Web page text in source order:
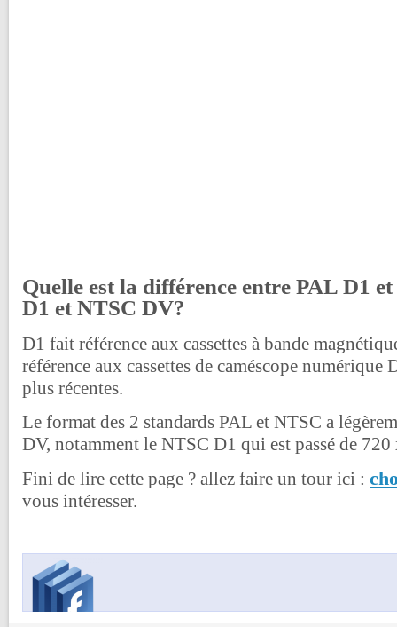
Quelle est la différence entre PAL D1
D1 et NTSC DV?
D1 fait référence aux cassettes à bande
référence aux cassettes de caméscope numérique
plus récentes.
Le format des 2 standards PAL et NTSC a
DV, notamment le NTSC D1 qui est passé de
Fini de lire cette page ? allez faire un tour ici :
vous intéresser.